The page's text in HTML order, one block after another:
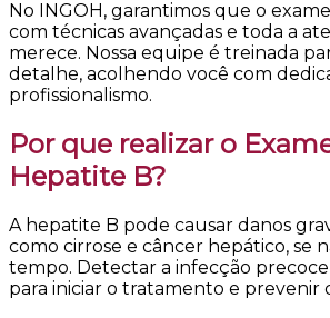
No INGOH, garantimos que o
com técnicas avançadas e toda a
merece. Nossa equipe é treinada
detalhe, acolhendo você com
profissionalismo.
Por que realizar o
Hepatite B?
A hepatite B pode causar danos
como cirrose e câncer hepático, se
tempo. Detectar a infecção
para iniciar o tratamento e prevenir